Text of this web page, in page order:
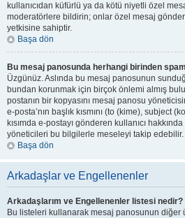
kullanıcıdan küfürlü ya da kötü niyetli özel
moderatörlere bildirin; onlar özel mesaj
yetkisine sahiptir.
Başa dön
Bu mesaj panosunda herhangi birinden
Üzgünüz. Aslında bu mesaj panosunun
bundan korunmak için birçok önlemi almış
postanın bir kopyasını mesaj panosu
e-posta’nın başlık kısmını (to (kime), subject
kısımda e-postayı gönderen kullanıcı
yöneticileri bu bilgilerle meseleyi takip edebilir.
Başa dön
Arkadaşlar ve Engellenenler
Arkadaşlarım ve Engellenenler listesi nedir?
Bu listeleri kullanarak mesaj panosunun